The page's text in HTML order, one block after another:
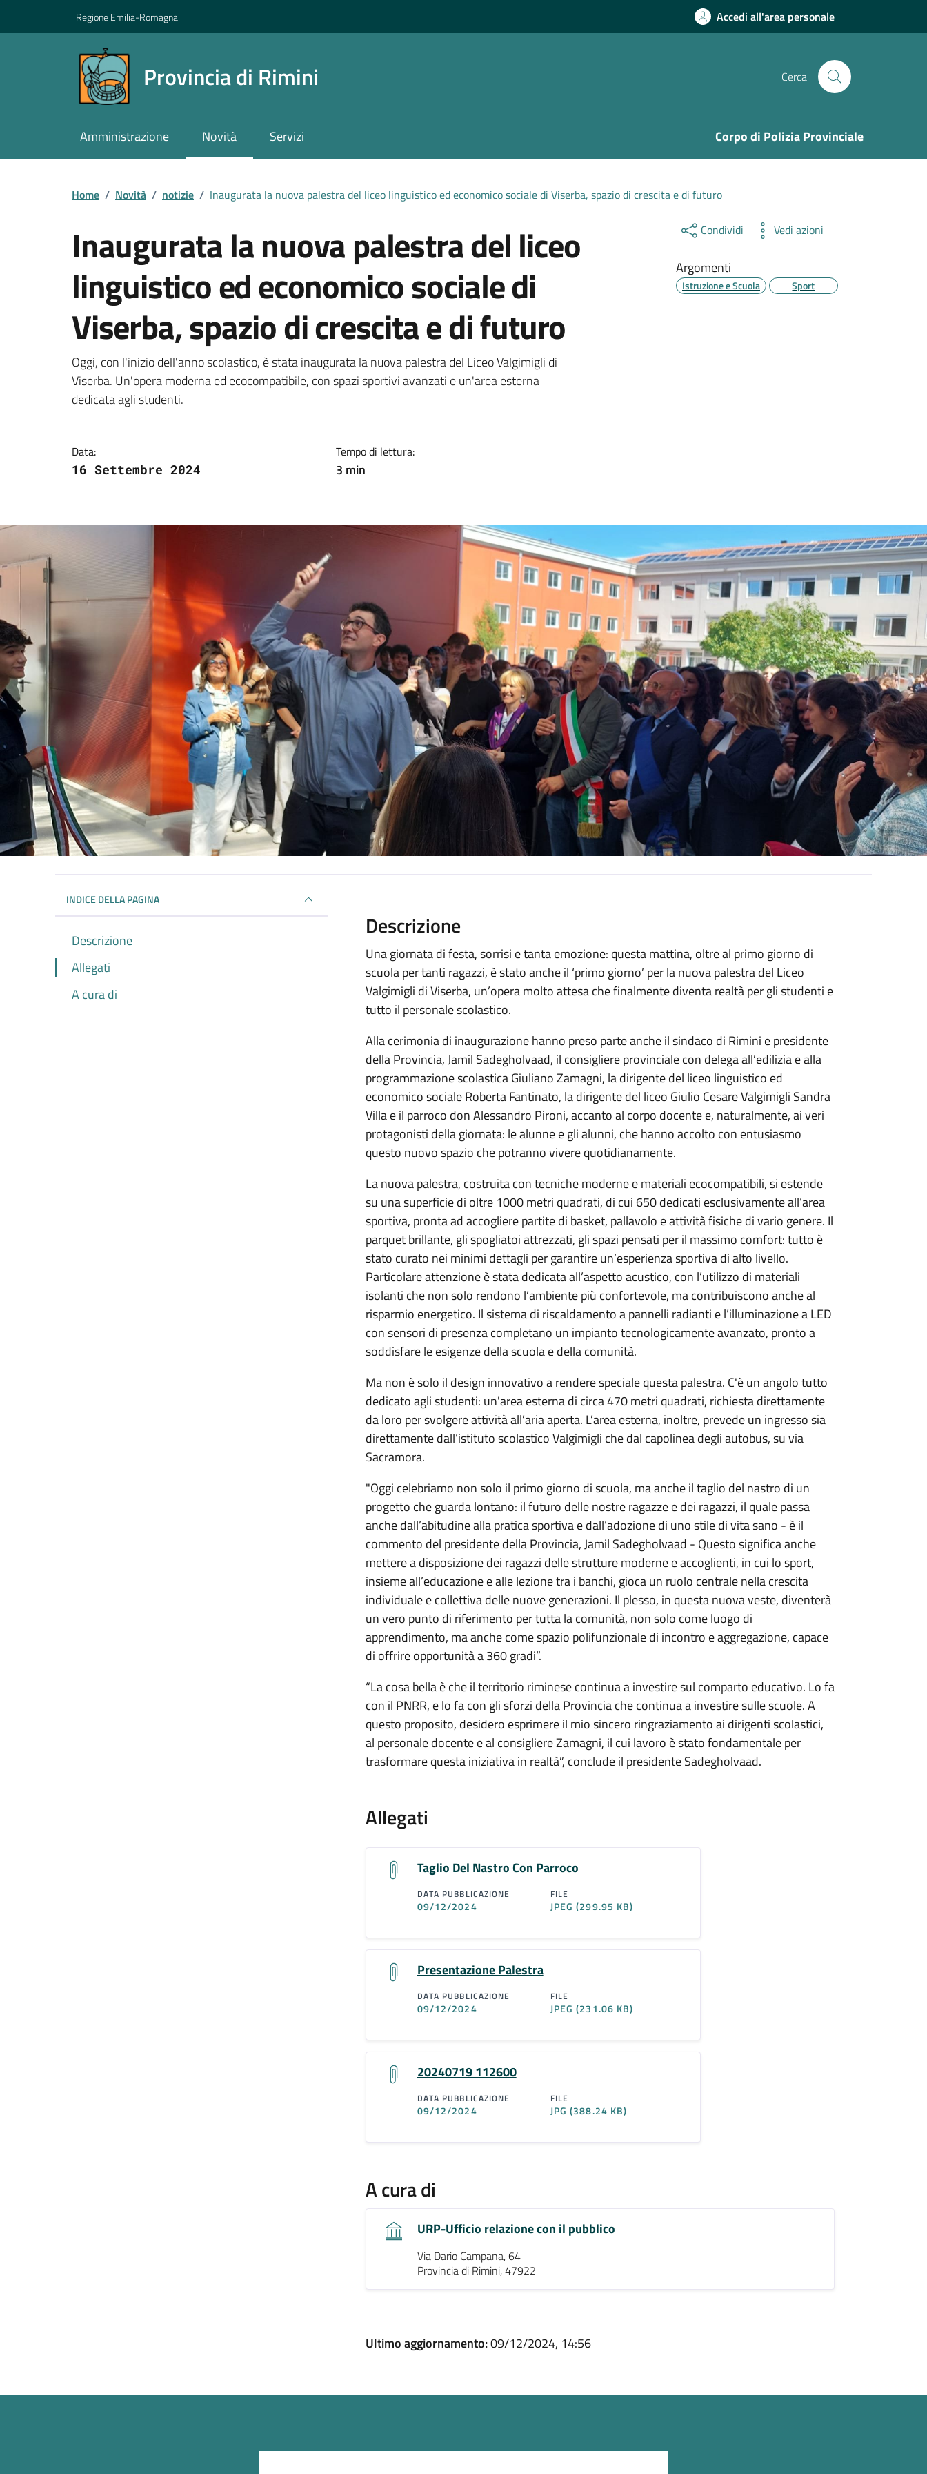
Regione Emilia-Romagna Accedi all'area personale
Provincia di Rimini Cerca
Amministrazione Novità Servizi Corpo di Polizia Provinciale
Home / Novità / notizie / Inaugurata la nuova palestra del liceo linguistico ed economico sociale di Viserba, spazio di crescita e di futuro
Inaugurata la nuova palestra del liceo
linguistico ed economico sociale di
Viserba, spazio di crescita e di futuro
Dettagli della notizia
Oggi, con l'inizio dell'anno scolastico, è stata inaugurata la nuova palestra del Liceo Valgimigli di
Viserba. Un'opera moderna ed ecocompatibile, con spazi sportivi avanzati e un'area esterna
dedicata agli studenti.
Data:
16 Settembre 2024
Tempo di lettura:
3 min
Condividi Vedi azioni
Argomenti
Istruzione e Scuola Sport
INDICE DELLA PAGINA
Descrizione
Allegati
A cura di
Descrizione
Una giornata di festa, sorrisi e tanta emozione: questa mattina, oltre al primo giorno di
scuola per tanti ragazzi, è stato anche il ‘primo giorno’ per la nuova palestra del Liceo
Valgimigli di Viserba, un’opera molto attesa che finalmente diventa realtà per gli studenti e
tutto il personale scolastico.
Alla cerimonia di inaugurazione hanno preso parte anche il sindaco di Rimini e presidente
della Provincia, Jamil Sadegholvaad, il consigliere provinciale con delega all’edilizia e alla
programmazione scolastica Giuliano Zamagni, la dirigente del liceo linguistico ed
economico sociale Roberta Fantinato, la dirigente del liceo Giulio Cesare Valgimigli Sandra
Villa e il parroco don Alessandro Pironi, accanto al corpo docente e, naturalmente, ai veri
protagonisti della giornata: le alunne e gli alunni, che hanno accolto con entusiasmo
questo nuovo spazio che potranno vivere quotidianamente.
La nuova palestra, costruita con tecniche moderne e materiali ecocompatibili, si estende
su una superficie di oltre 1000 metri quadrati, di cui 650 dedicati esclusivamente all’area
sportiva, pronta ad accogliere partite di basket, pallavolo e attività fisiche di vario genere. Il
parquet brillante, gli spogliatoi attrezzati, gli spazi pensati per il massimo comfort: tutto è
stato curato nei minimi dettagli per garantire un’esperienza sportiva di alto livello.
Particolare attenzione è stata dedicata all’aspetto acustico, con l’utilizzo di materiali
isolanti che non solo rendono l’ambiente più confortevole, ma contribuiscono anche al
risparmio energetico. Il sistema di riscaldamento a pannelli radianti e l’illuminazione a LED
con sensori di presenza completano un impianto tecnologicamente avanzato, pronto a
soddisfare le esigenze della scuola e della comunità.
Ma non è solo il design innovativo a rendere speciale questa palestra. C'è un angolo tutto
dedicato agli studenti: un'area esterna di circa 470 metri quadrati, richiesta direttamente
da loro per svolgere attività all’aria aperta. L’area esterna, inoltre, prevede un ingresso sia
direttamente dall’istituto scolastico Valgimigli che dal capolinea degli autobus, su via
Sacramora.
"Oggi celebriamo non solo il primo giorno di scuola, ma anche il taglio del nastro di un
progetto che guarda lontano: il futuro delle nostre ragazze e dei ragazzi, il quale passa
anche dall’abitudine alla pratica sportiva e dall’adozione di uno stile di vita sano - è il
commento del presidente della Provincia, Jamil Sadegholvaad - Questo significa anche
mettere a disposizione dei ragazzi delle strutture moderne e accoglienti, in cui lo sport,
insieme all’educazione e alle lezione tra i banchi, gioca un ruolo centrale nella crescita
individuale e collettiva delle nuove generazioni. Il plesso, in questa nuova veste, diventerà
un vero punto di riferimento per tutta la comunità, non solo come luogo di
apprendimento, ma anche come spazio polifunzionale di incontro e aggregazione, capace
di offrire opportunità a 360 gradi”.
“La cosa bella è che il territorio riminese continua a investire sul comparto educativo. Lo fa
con il PNRR, e lo fa con gli sforzi della Provincia che continua a investire sulle scuole. A
questo proposito, desidero esprimere il mio sincero ringraziamento ai dirigenti scolastici,
al personale docente e al consigliere Zamagni, il cui lavoro è stato fondamentale per
trasformare questa iniziativa in realtà”, conclude il presidente Sadegholvaad.
Allegati
Taglio Del Nastro Con Parroco
DATA PUBBLICAZIONE
09/12/2024
FILE
JPEG(299.95 KB)
Presentazione Palestra
DATA PUBBLICAZIONE
09/12/2024
FILE
JPEG(231.06 KB)
20240719 112600
DATA PUBBLICAZIONE
09/12/2024
FILE
JPG(388.24 KB)
A cura di
URP-Ufficio relazione con il pubblico
Via Dario Campana, 64
Provincia di Rimini, 47922
Ultimo aggiornamento:09/12/2024, 14:56